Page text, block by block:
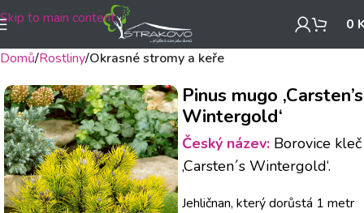
Skip to main content 0
Domů Rostliny Okrasné stromy a keře
Pinus mugo ‚Carsten’s
Wintergold‘
Český název: Borovice kleč
‚Carsten´s Wintergold‘.
Jehličnan, který dorůstá 1 metr